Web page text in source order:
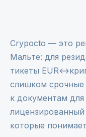
Crypocto — это
Мальте: для
тикеты
слишком срочные
к документам
лицензированный
которые